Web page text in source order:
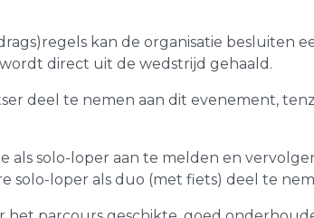
kan de organisatie besluiten
direct uit de wedstrijd gehaald.
deel te nemen aan dit evenement,
als solo-loper aan te melden en
solo-loper als duo (met fiets) deel te